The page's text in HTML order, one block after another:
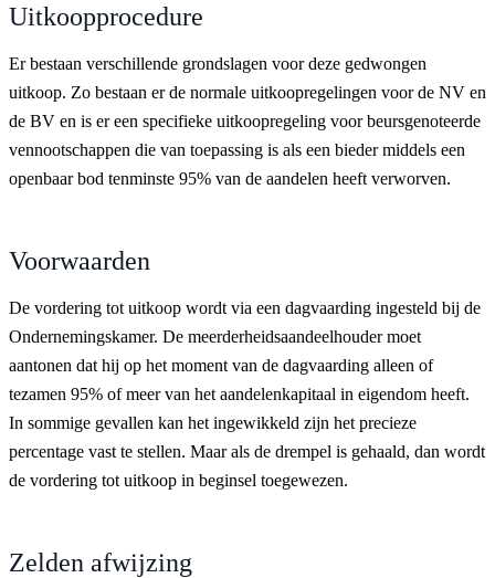
Uitkoopprocedure
Er bestaan verschillende grondslagen voor deze gedwongen
uitkoop. Zo bestaan er de normale uitkoopregelingen voor de NV en
de BV en is er een specifieke uitkoopregeling voor beursgenoteerde
vennootschappen die van toepassing is als een bieder middels een
openbaar bod tenminste 95% van de aandelen heeft verworven.
Voorwaarden
De vordering tot uitkoop wordt via een dagvaarding ingesteld bij de
Ondernemingskamer. De meerderheidsaandeelhouder moet
aantonen dat hij op het moment van de dagvaarding alleen of
tezamen 95% of meer van het aandelenkapitaal in eigendom heeft.
In sommige gevallen kan het ingewikkeld zijn het precieze
percentage vast te stellen. Maar als de drempel is gehaald, dan wordt
de vordering tot uitkoop in beginsel toegewezen.
Zelden afwijzing